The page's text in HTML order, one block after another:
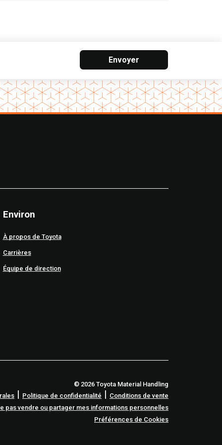
Envoyer
Environ
À propos de Toyota
Carrières
Équipe de direction
© 2026 Toyota Material Handling
| Politique de confidentialité | Conditions de vente
pas vendre ou partager mes informations personnelles
Préférences de Cookies